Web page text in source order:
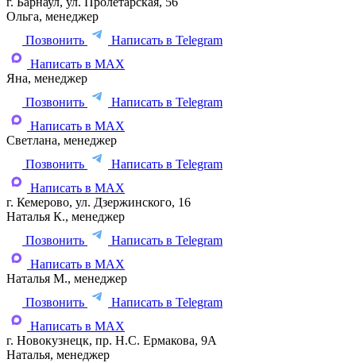
Ольга, менеджер
Позвонить
Написать в Telegram
Написать в MAX
Яна, менеджер
Позвонить
Написать в Telegram
Написать в MAX
Светлана, менеджер
Позвонить
Написать в Telegram
Написать в MAX
г. Кемерово, ул. Дзержинского, 16
Наталья К., менеджер
Позвонить
Написать в Telegram
Написать в MAX
Наталья М., менеджер
Позвонить
Написать в Telegram
Написать в MAX
г. Новокузнецк, пр. Н.С. Ермакова, 9А
Наталья, менеджер